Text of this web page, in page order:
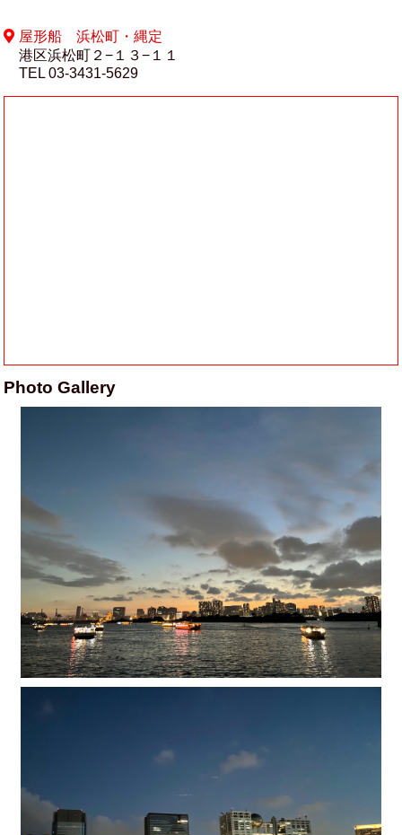
屋形船 浜松町・縄定
港区浜松町２−１３−１１
TEL 03-3431-5629
Photo Gallery